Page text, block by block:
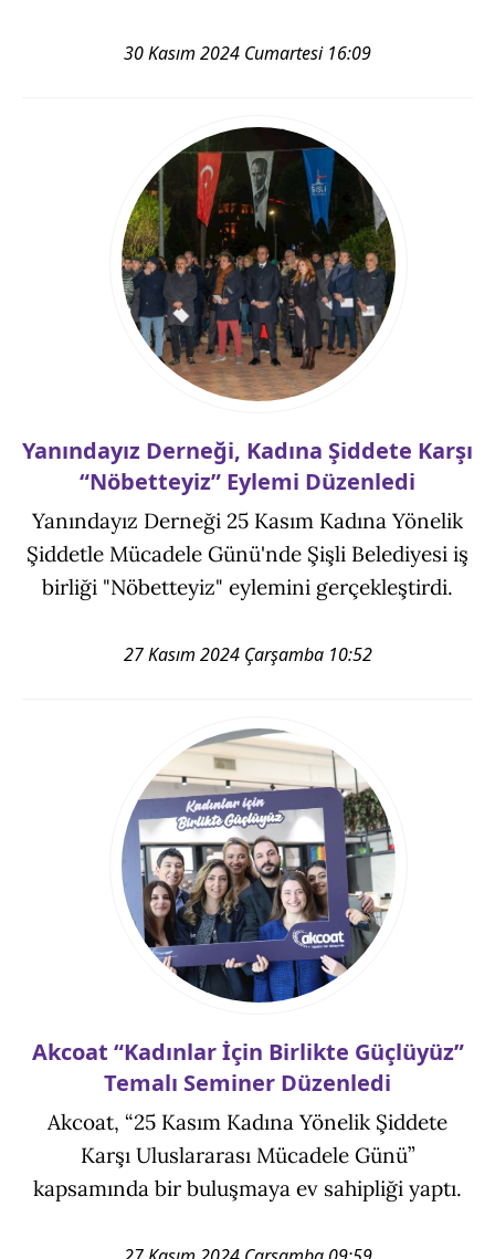
30 Kasım 2024 Cumartesi 16:09
Yanındayız Derneği, Kadına Şiddete Karşı
“Nöbetteyiz” Eylemi Düzenledi
Yanındayız Derneği 25 Kasım Kadına Yönelik
Şiddetle Mücadele Günü'nde Şişli Belediyesi iş
birliği "Nöbetteyiz" eylemini gerçekleştirdi.
27 Kasım 2024 Çarşamba 10:52
Akcoat “Kadınlar İçin Birlikte Güçlüyüz”
Temalı Seminer Düzenledi
Akcoat, “25 Kasım Kadına Yönelik Şiddete
Karşı Uluslararası Mücadele Günü”
kapsamında bir buluşmaya ev sahipliği yaptı.